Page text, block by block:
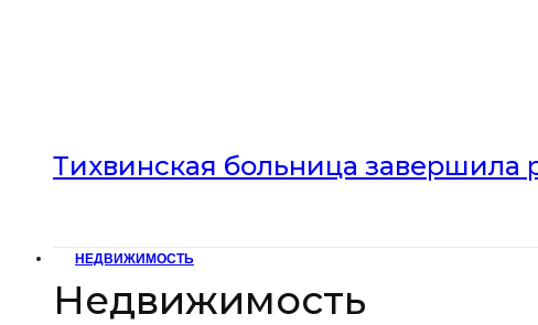
Тихвинская больница завершила
НЕДВИЖИМОСТЬ
Недвижимость